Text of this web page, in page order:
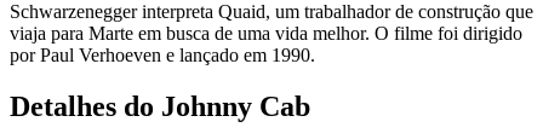
Schwarzenegger interpreta Quaid, um trabalhador de construção que
viaja para Marte em busca de uma vida melhor. O filme foi dirigido
por Paul Verhoeven e lançado em 1990.
Detalhes do Johnny Cab